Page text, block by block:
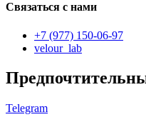
и
Связаться с нами
+7 (977) 150-06-97
velour_lab
Telegram